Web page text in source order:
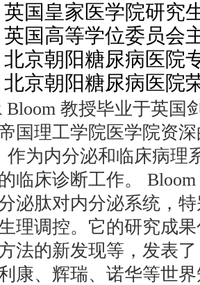
国皇家医学院研究
国高等学位委员会
京朝阳糖尿病医院
京朝阳糖尿病医院
Bloom 教授毕业于英
国理工学院医学院资
作为内分泌和临床病理
临床诊断工作。
泌肽对内分泌系统，
理调控。它的研究成
法的新发现等，发表
康、辉瑞、诺华等世